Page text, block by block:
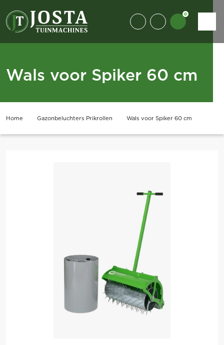
0
Wals voor Spiker 60 cm
Home Gazonbeluchters Prikrollen Wals voor Spiker 60 cm